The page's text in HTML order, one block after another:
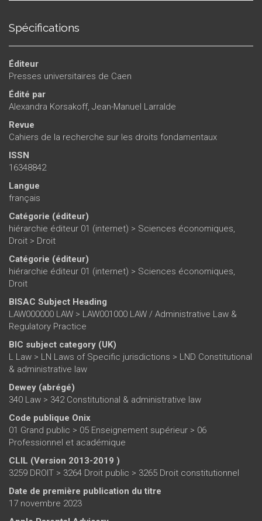
Spécifications
Éditeur
Presses universitaires de Caen
Édité par
Alexandra Korsakoff, Jean-Manuel Larralde
Revue
Cahiers de la recherche sur les droits fondamentaux
ISSN
16348842
Langue
français
Catégorie (éditeur)
hiérarchie éditeur 01 (internet) > Sciences économiques,
Droit > Droit
Catégorie (éditeur)
hiérarchie éditeur 01 (internet) > Sciences économiques,
Droit
BISAC Subject Heading
LAW000000 LAW > LAW001000 LAW / Administrative Law &
Regulatory Practice
BIC subject category (UK)
L Law > LN Laws of Specific jurisdictions > LND Constitutional
& administrative law
Dewey (abrégé)
340 Law > 342 Constitutional & administrative law
Code publique Onix
01 Grand public > 05 Enseignement supérieur > 06
Professionnel et académique
CLIL (Version 2013-2019 )
3259 DROIT > 3264 Droit public > 3265 Droit constitutionnel
Date de première publication du titre
17 novembre 2023